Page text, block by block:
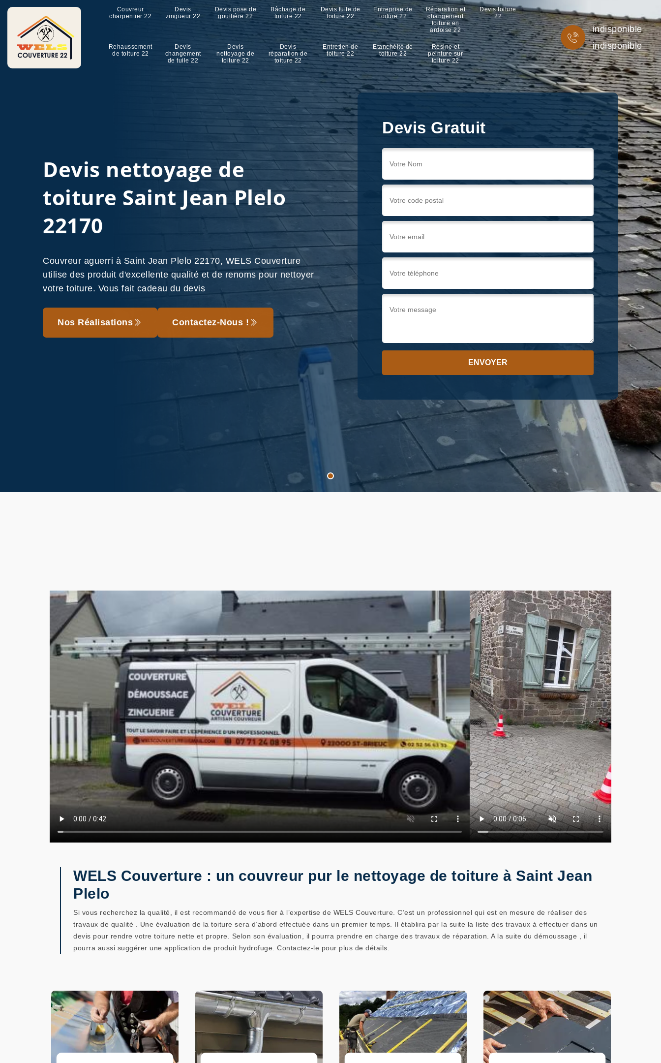
Couvreur
charpentier 22
Devis
zingueur 22
Devis pose de
gouttière 22
Bâchage de
toiture 22
Devis fuite de
toiture 22
Entreprise de
toiture 22
Réparation et
changement
toiture en
ardoise 22
Devis toiture
22
Rehaussement
de toiture 22
Devis
changement
de tuile 22
Devis
nettoyage de
toiture 22
Devis
réparation de
toiture 22
Entretien de
toiture 22
Etanchéité de
toiture 22
Résine et
peinture sur
toiture 22
indisponible
indisponible
Devis nettoyage de
toiture Saint Jean Plelo
22170
Couvreur aguerri à Saint Jean Plelo 22170, WELS Couverture
utilise des produit d'excellente qualité et de renoms pour nettoyer
votre toiture. Vous fait cadeau du devis
Nos Réalisations Contactez-Nous !
Devis Gratuit
WELS Couverture : un couvreur pur le nettoyage de toiture à Saint Jean
Plelo
Si vous recherchez la qualité, il est recommandé de vous fier à l’expertise de WELS Couverture. C’est un professionnel qui est en mesure de réaliser des
travaux de qualité . Une évaluation de la toiture sera d’abord effectuée dans un premier temps. Il établira par la suite la liste des travaux à effectuer dans un
devis pour rendre votre toiture nette et propre. Selon son évaluation, il pourra prendre en charge des travaux de réparation. A la suite du démoussage , il
pourra aussi suggérer une application de produit hydrofuge. Contactez-le pour plus de détails.